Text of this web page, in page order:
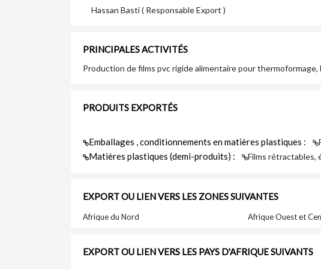
Hassan Basti ( Responsable Export )
PRINCIPALES ACTIVITÉS
Production de films pvc rigide alimentaire pour
PRODUITS EXPORTÉS
Emballages , conditionnements en matières plastiques :
Matières plastiques (demi-produits) : Films rétractables,
EXPORT OU LIEN VERS LES ZONES SUIVANTES
Afrique du Nord Afrique Ouest et
EXPORT OU LIEN VERS LES PAYS D'AFRIQUE SUIVANTS